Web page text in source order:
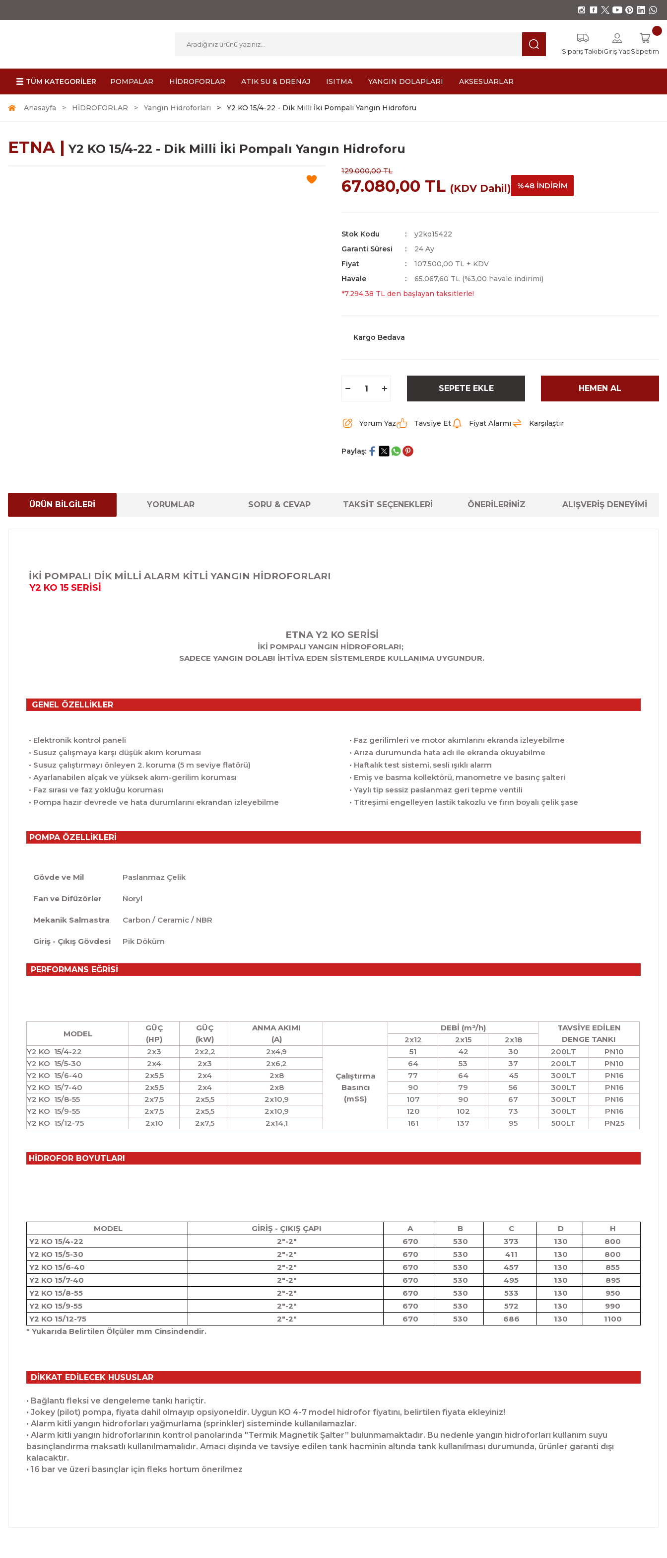
Sipariş TakibiGiriş YapSepetim
TÜM KATEGORİLER POMPALAR HİDROFORLAR ATIK SU & DRENAJ ISITMA YANGIN DOLAPLARI AKSESUARLAR
Anasayfa HİDROFORLAR Yangın Hidroforları Y2 KO 15/4-22 - Dik Milli İki Pompalı Yangın Hidroforu
ETNA | Y2 KO 15/4-22 - Dik Milli İki Pompalı Yangın Hidroforu
129.000,00 TL
67.080,00 TL (KDV Dahil) %48 İNDİRİM
Stok Kodu
y2ko15422
Garanti Süresi
24 Ay
Fiyat
107.500,00 TL + KDV
Havale
65.067,60 TL (%3,00 havale indirimi)
*7.294,38 TL den başlayan taksitlerle!
Kargo Bedava
SEPETE EKLE HEMEN AL
Yorum Yaz Tavsiye Et Fiyat Alarmı Karşılaştır
Paylaş:
ÜRÜN BİLGİLERİ YORUMLAR SORU & CEVAP TAKSİT SEÇENEKLERİ ÖNERİLERİNİZ ALIŞVERİŞ DENEYİMİ
İKİ POMPALI DİK MİLLİ ALARM KİTLİ YANGIN HİDROFORLARI
Y2 KO 15 SERİSİ
ETNA Y2 KO SERİSİ
İKİ POMPALI YANGIN HİDROFORLARI;
SADECE YANGIN DOLABI İHTİVA EDEN SİSTEMLERDE KULLANIMA UYGUNDUR.
GENEL ÖZELLİKLER
• Elektronik kontrol paneli
• Faz gerilimleri ve motor akımlarını ekranda izleyebilme
• Susuz çalışmaya karşı düşük akım koruması
• Arıza durumunda hata adı ile ekranda okuyabilme
• Susuz çalıştırmayı önleyen 2. koruma (5 m seviye flatörü)
• Haftalık test sistemi, sesli ışıklı alarm
• Ayarlanabilen alçak ve yüksek akım-gerilim koruması
• Emiş ve basma kollektörü, manometre ve basınç şalteri
• Faz sırası ve faz yokluğu koruması
• Yaylı tip sessiz paslanmaz geri tepme ventili
• Pompa hazır devrede ve hata durumlarını ekrandan izleyebilme
• Titreşimi engelleyen lastik takozlu ve fırın boyalı çelik şase
POMPA ÖZELLİKLERİ
Gövde ve Mil Paslanmaz Çelik
Fan ve Difüzörler Noryl
Mekanik Salmastra Carbon / Ceramic / NBR
Giriş - Çıkış Gövdesi Pik Döküm
PERFORMANS EĞRİSİ
MODEL
GÜÇ
(HP)
GÜÇ
(kW)
ANMA AKIMI
(A)
DEBİ (m³/h)
TAVSİYE EDİLEN
DENGE TANKI
2x12 2x15
2x18
Y2 KO 15/4-22
2x3 2x2,2 2x4,9
Çalıştırma
Basıncı
(mSS)
51 42 30 200LT
PN10
Y2 KO 15/5-30
2x4 2x3 2x6,2 64 53 37 200LT
PN10
Y2 KO 15/6-40
2x5,5 2x4 2x8 77 64 45 300LT
PN16
Y2 KO 15/7-40
2x5,5 2x4 2x8 90 79 56 300LT
PN16
Y2 KO 15/8-55
2x7,5 2x5,5 2x10,9 107 90 67 300LT
PN16
Y2 KO 15/9-55
2x7,5 2x5,5 2x10,9 120 102 73 300LT
PN16
Y2 KO 15/12-75
2x10 2x7,5 2x14,1 161 137 95 500LT PN25
HİDROFOR BOYUTLARI
MODEL GİRİŞ - ÇIKIŞ ÇAPI A B C D
H
Y2 KO 15/4-22
2"-2" 670 530 373 130
800
Y2 KO 15/5-30
2"-2" 670 530 411 130
800
Y2 KO 15/6-40
2"-2" 670 530 457 130
855
Y2 KO 15/7-40
2"-2" 670 530 495 130
895
Y2 KO 15/8-55
2"-2" 670 530 533 130
950
Y2 KO 15/9-55
2"-2" 670 530 572 130
990
Y2 KO 15/12-75
2"-2" 670 530 686 130
1100
* Yukarıda Belirtilen Ölçüler mm Cinsindendir.
DİKKAT EDİLECEK HUSUSLAR
• Bağlantı fleksi ve dengeleme tankı hariçtir.
• Jokey (pilot) pompa, fiyata dahil olmayıp opsiyoneldir. Uygun KO 4-7 model hidrofor fiyatını, belirtilen fiyata ekleyiniz!
• Alarm kitli yangın hidroforları yağmurlama (sprinkler) sisteminde kullanılamazlar.
• Alarm kitli yangın hidroforlarının kontrol panolarında "Termik Magnetik Şalter” bulunmamaktadır. Bu nedenle yangın hidroforları kullanım suyu
basınçlandırma maksatlı kullanılmamalıdır. Amacı dışında ve tavsiye edilen tank hacminin altında tank kullanılması durumunda, ürünler garanti dışı
kalacaktır.
• 16 bar ve üzeri basınçlar için fleks hortum önerilmez